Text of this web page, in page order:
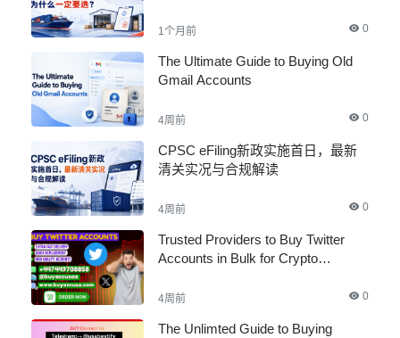
1个月前 0
The Ultimate Guide to Buying Old
Gmail Accounts
4周前 0
CPSC eFiling新政实施首日，最新
清关实况与合规解读
4周前 0
Trusted Providers to Buy Twitter
Accounts in Bulk for Crypto
4周前 0
The Unlimted Guide to Buying